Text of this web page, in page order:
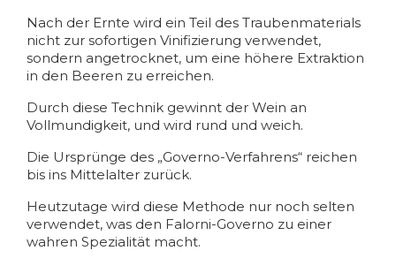
Nach der Ernte wird ein Teil des Traubenmaterials
nicht zur sofortigen Vinifizierung verwendet,
sondern angetrocknet, um eine höhere Extraktion
in den Beeren zu erreichen.
Durch diese Technik gewinnt der Wein an
Vollmundigkeit, und wird rund und weich.
Die Ursprünge des „Governo-Verfahrens“ reichen
bis ins Mittelalter zurück.
Heutzutage wird diese Methode nur noch selten
verwendet, was den Falorni-Governo zu einer
wahren Spezialität macht.